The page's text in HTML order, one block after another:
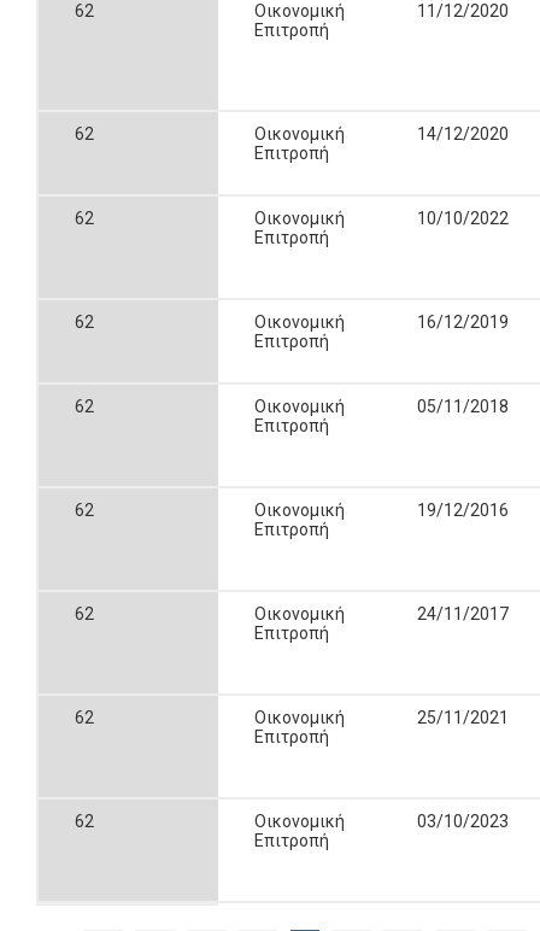
62
Οικονομική
Επιτροπή
11/12/2020
62
Οικονομική
Επιτροπή
14/12/2020
62
Οικονομική
Επιτροπή
10/10/2022
62
Οικονομική
Επιτροπή
16/12/2019
62
Οικονομική
Επιτροπή
05/11/2018
62
Οικονομική
Επιτροπή
19/12/2016
62
Οικονομική
Επιτροπή
24/11/2017
62
Οικονομική
Επιτροπή
25/11/2021
62
Οικονομική
Επιτροπή
03/10/2023